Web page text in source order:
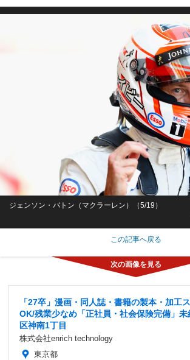
ジェンソン・バトン（マクラーレン）（5/19）
この記事へ戻る
「27卒」漫画・同人誌・書籍の製本・加工
OK/残業少なめ「正社員・社会保険完備」
区神南1丁目
株式会社enrich technology
東京都